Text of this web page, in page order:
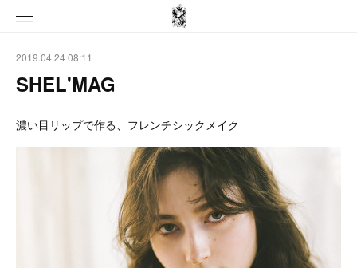
2019.04.24 08:11
SHEL'MAG
濃い目リップで作る、フレンチシックメイク